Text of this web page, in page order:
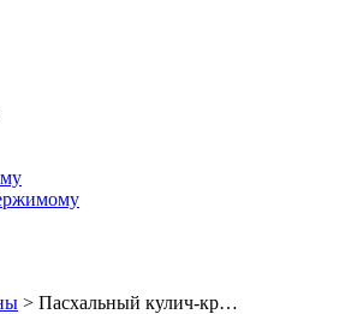
> Пасхальный кулич-кр…